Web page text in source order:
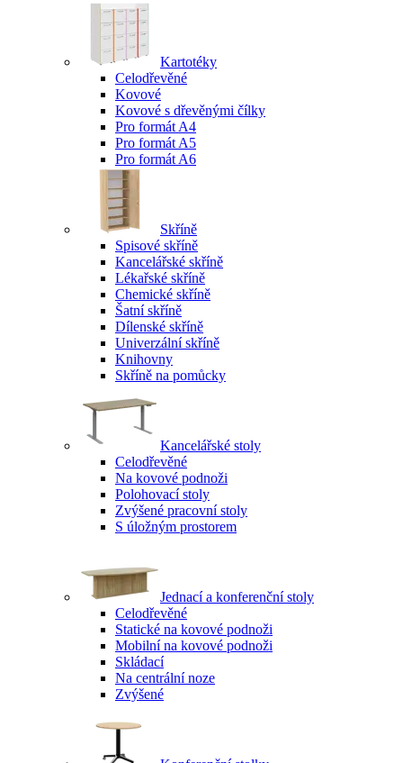
Kartotéky
Celodřevěné
Kovové
Kovové s dřevěnými čílky
Pro formát A4
Pro formát A5
Pro formát A6
Skříně
Spisové skříně
Kancelářské skříně
Lékařské skříně
Chemické skříně
Šatní skříně
Dílenské skříně
Univerzální skříně
Knihovny
Skříně na pomůcky
Kancelářské stoly
Celodřevěné
Na kovové podnoži
Polohovací stoly
Zvýšené pracovní stoly
S úložným prostorem
Jednací a konferenční stoly
Celodřevěné
Statické na kovové podnoži
Mobilní na kovové podnoži
Skládací
Na centrální noze
Zvýšené